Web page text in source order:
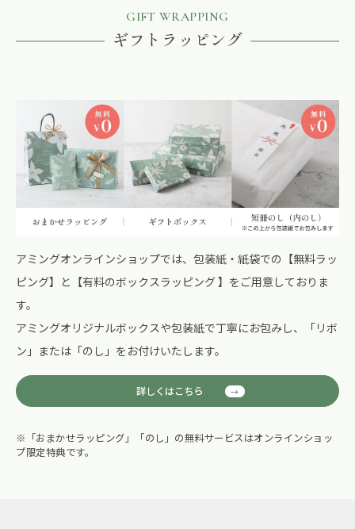
GIFT WRAPPING
ギフトラッピング
アミングオンラインショップでは、包装紙・紙袋での【無料ラッ
ピング】と【有料のボックスラッピング 】をご用意しておりま
す。
アミングオリジナルボックスや包装紙で丁寧にお包みし、「リボ
ン」または「のし」をお付けいたします。
詳しくはこちら
※「おまかせラッピング」「のし」の無料サービスはオンラインショッ
プ限定特典です。